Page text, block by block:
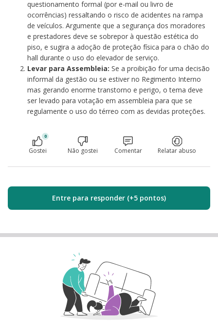
questionamento formal (por e-mail ou livro de
ocorrências) ressaltando o risco de acidentes na rampa
de veículos. Argumente que a segurança dos moradores
e prestadores deve se sobrepor à questão estética do
piso, e sugira a adoção de proteção física para o chão do
hall durante o uso do elevador de serviço.
Levar para Assembleia: Se a proibição for uma decisão
informal da gestão ou se estiver no Regimento Interno
mas gerando enorme transtorno e perigo, o tema deve
ser levado para votação em assembleia para que se
regulamente o uso do térreo com as devidas proteções.
0
Gostei Não gostei Comentar Relatar abuso
Entre para responder (+5 pontos)